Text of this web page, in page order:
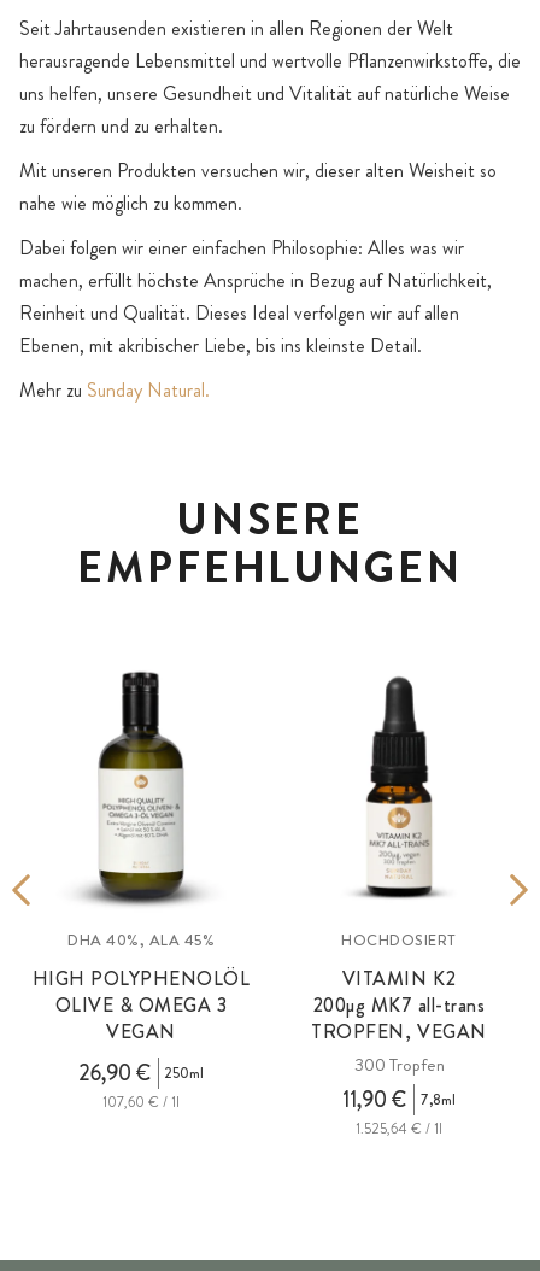
Seit Jahrtausenden existieren in allen Regionen der Welt
herausragende Lebensmittel und wertvolle Pflanzenwirkstoffe, die
uns helfen, unsere Gesundheit und Vitalität auf natürliche Weise
zu fördern und zu erhalten.
Mit unseren Produkten versuchen wir, dieser alten Weisheit so
nahe wie möglich zu kommen.
Dabei folgen wir einer einfachen Philosophie: Alles was wir
machen, erfüllt höchste Ansprüche in Bezug auf Natürlichkeit,
Reinheit und Qualität. Dieses Ideal verfolgen wir auf allen
Ebenen, mit akribischer Liebe, bis ins kleinste Detail.
Mehr zu Sunday Natural.
UNSERE
EMPFEHLUNGEN
DHA 40%, ALA 45%
HIGH POLYPHENOLÖL
OLIVE & OMEGA 3
VEGAN
26,90 €
250ml
107,60 € / 1l
HOCHDOSIERT
VITAMIN K2
200µg MK7 all-trans
TROPFEN, VEGAN
300 Tropfen
11,90 €
7,8ml
1.525,64 € / 1l